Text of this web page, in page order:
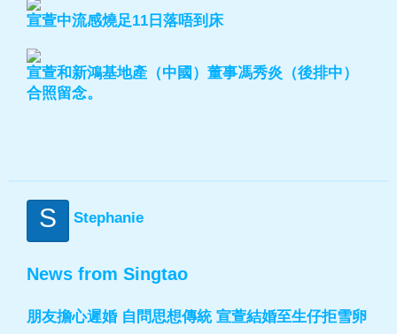
宣萱中流感燒足11日落唔到床
宣萱和新鴻基地產（中國）董事馮秀炎（後排中）
合照留念。
S Stephanie
News from Singtao
朋友擔心遲婚 自問思想傳統 宣萱結婚至生仔拒雪卵